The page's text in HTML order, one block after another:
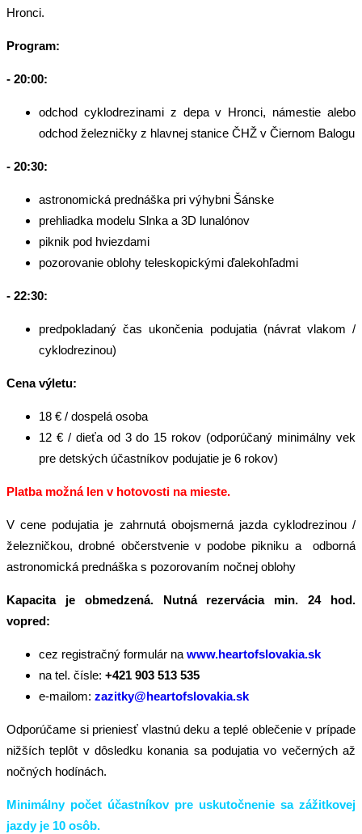
Hronci.
Program:
- 20:00:
odchod cyklodrezinami z depa v Hronci, námestie alebo
odchod železničky z hlavnej stanice ČHŽ v Čiernom Balogu
- 20:30:
astronomická prednáška pri výhybni Šánske
prehliadka modelu Slnka a 3D lunalónov
piknik pod hviezdami
pozorovanie oblohy teleskopickými ďalekohľadmi
- 22:30:
predpokladaný čas ukončenia podujatia (návrat vlakom /
cyklodrezinou)
Cena výletu:
18 € / dospelá osoba
12 € / dieťa od 3 do 15 rokov (odporúčaný minimálny vek
pre detských účastníkov podujatie je 6 rokov)
Platba možná len v hotovosti na mieste.
V cene podujatia je zahrnutá obojsmerná jazda cyklodrezinou /
železničkou, drobné občerstvenie v podobe pikniku a odborná
astronomická prednáška s pozorovaním nočnej oblohy
Kapacita je obmedzená. Nutná rezervácia min. 24 hod.
vopred:
cez registračný formulár na www.heartofslovakia.sk
na tel. čísle: +421 903 513 535
e-mailom: zazitky@heartofslovakia.sk
Odporúčame si prieniesť vlastnú deku a teplé oblečenie v prípade
nižších teplôt v dôsledku konania sa podujatia vo večerných až
nočných hodínách.
Minimálny počet účastníkov pre uskutočnenie sa zážitkovej
jazdy je 10 osôb.